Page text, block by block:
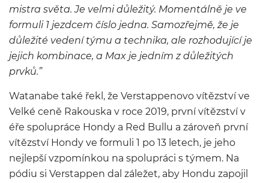
mistra světa. Je velmi důležitý. Momentálně je ve
formuli 1 jezdcem číslo jedna. Samozřejmě, že je
důležité vedení týmu a technika, ale rozhodující je
jejich kombinace, a Max je jedním z důležitých
prvků.”
Watanabe také řekl, že Verstappenovo vítězství ve
Velké ceně Rakouska v roce 2019, první vítězstvív
éře spolupráce Hondy a Red Bullu a zároveň první
vítězství Hondy ve formuli 1 po 13 letech, je jeho
nejlepší vzpomínkou na spolupráci s týmem. Na
pódiu si Verstappen dal záležet, aby Hondu zapojil